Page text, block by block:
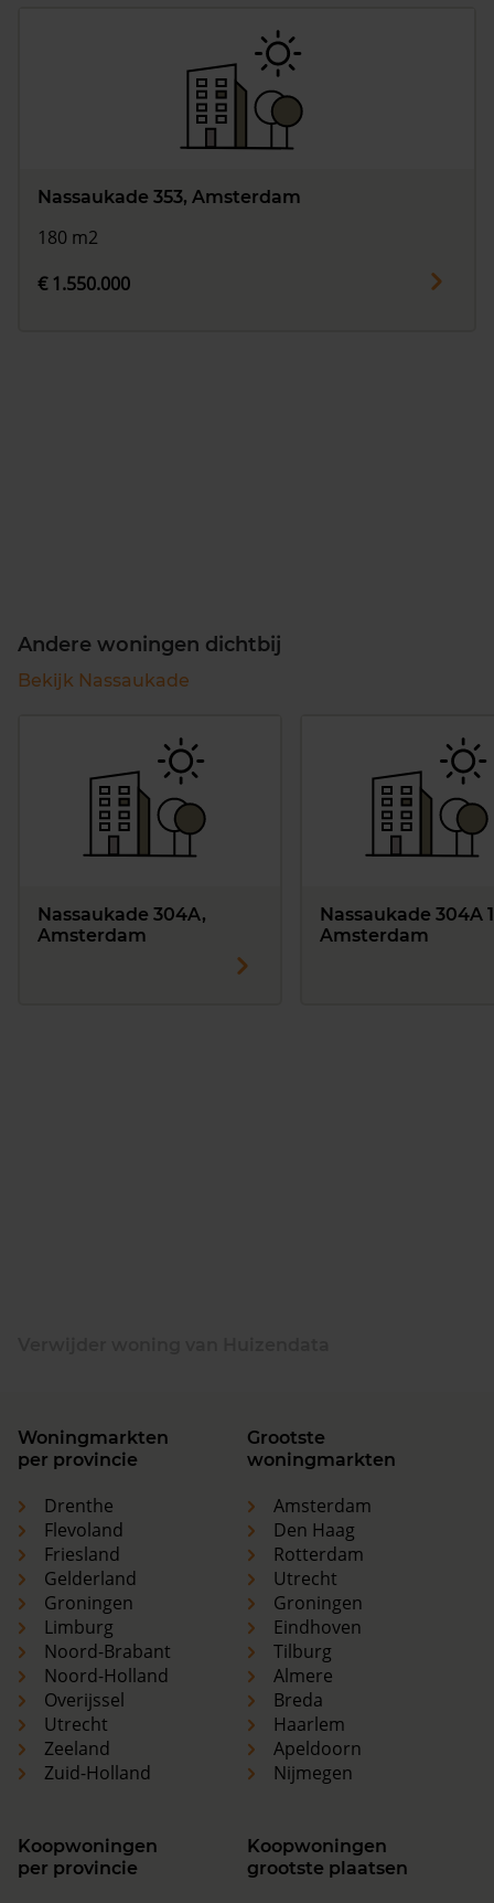
Nassaukade 353, Amsterdam
180 m2
€ 1.550.000
Andere woningen dichtbij
Bekijk Nassaukade
Nassaukade 304A,
Amsterdam
Nassaukade 304A
Amsterdam
Woningmarkten
per provincie
Drenthe
Flevoland
Friesland
Gelderland
Groningen
Limburg
Noord-Brabant
Noord-Holland
Overijssel
Utrecht
Zeeland
Zuid-Holland
Grootste
woningmarkten
Amsterdam
Den Haag
Rotterdam
Utrecht
Groningen
Eindhoven
Tilburg
Almere
Breda
Haarlem
Apeldoorn
Nijmegen
Koopwoningen
per provincie
Koopwoningen
grootste plaatsen